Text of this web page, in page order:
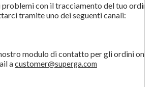
con il tracciamento del tuo ordine,
tramite uno dei seguenti canali:
modulo di contatto per gli ordini
a customer@superga.com